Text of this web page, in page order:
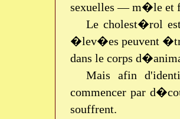
sexuelles — m�le et
Le cholest�rol
�lev�es peuvent
dans le corps
Mais afin
commencer par
souffrent.